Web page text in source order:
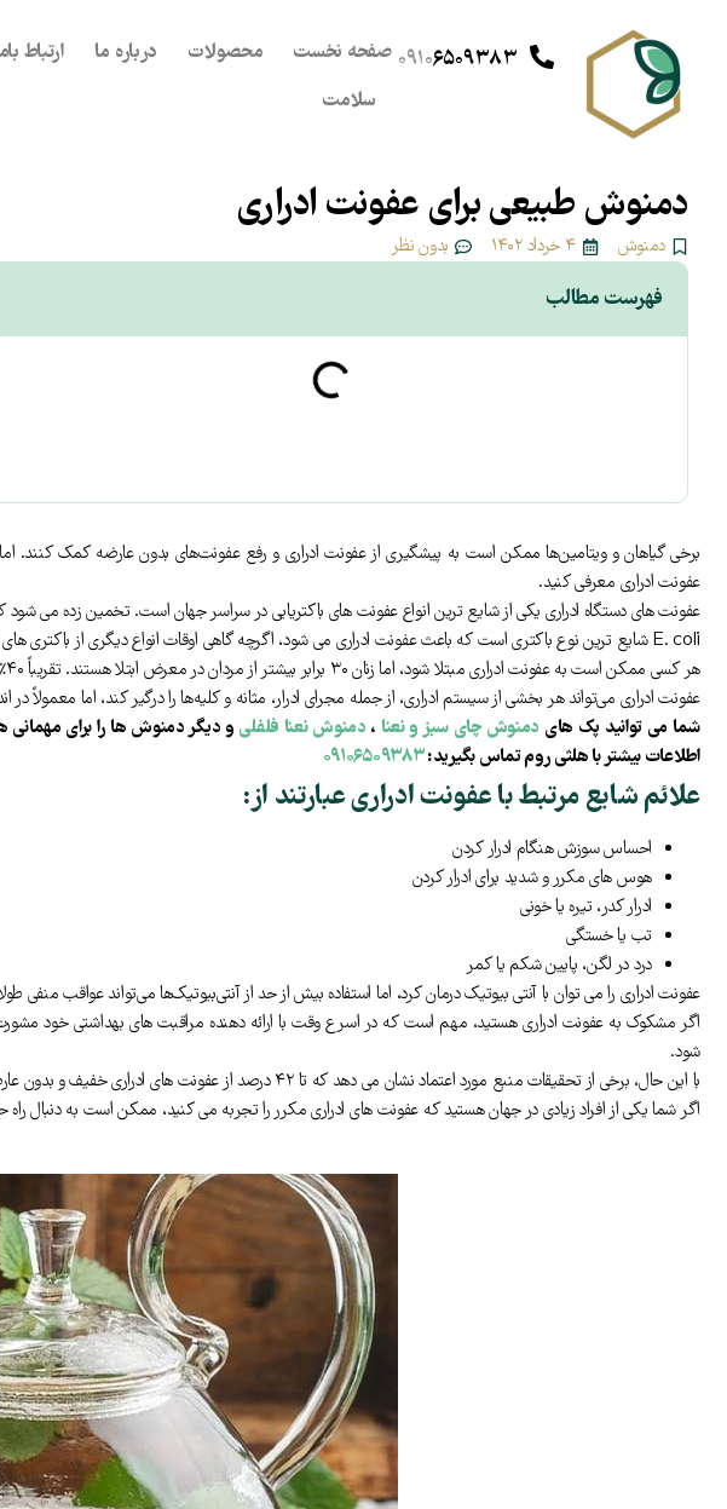
۰۹۱۰۶۵۰۹۳۸۳ صفحه نخست محصولات درباره ما
ارتباط
سلامت
دمنوش طبیعی برای عفونت ادراری
دمنوش ۴ خرداد ۱۴۰۲ بدون نظر
فهرست مطالب
برخی گیاهان و ویتامین‌ها ممکن است به پیشگیری از عفونت ادراری و رفع عفونت‌های بدون عارضه کمک کنند.
عفونت ادراری معرفی کنید.
عفونت های دستگاه ادراری یکی از شایع ترین انواع عفونت های باکتریایی در سراسر جهان است. تخمین زده می شود که سالانه بیش از ۱۵۰ میلیون نفر از افراد دارای منبع قابل اعتماد به
E. coli شایع ترین نوع باکتری است که باعث عفونت ادراری می شود، اگرچه گاهی اوقات انواع دیگری از باکتری های عفونی ممکن است دخیل باشند.
هر کسی ممکن است به عفونت ادراری مبتلا شود، اما زنان ۳۰ برابر بیشتر از مردان در معرض ابتلا هستند. تقریباً ۴۰٪ از زنان در مقطعی از زندگی خود عفونت ادراری را تجربه می کنند.
عفونت ادراری می‌تواند هر بخشی از سیستم ادراری، از جمله مجرای ادرار، مثانه و کلیه‌ها را درگیر کند، اما معمولاً
شما می توانید پک های دمنوش چای سبز و نعنا ، دمنوش نعنا فلفلی و دیگر دمنوش ها را برای
اطلاعات بیشتر با هلثی روم تماس بگیرید:۰۹۱۰۶۵۰۹۳۸۳
علائم شایع مرتبط با عفونت ادراری عبارتند از:
احساس سوزش هنگام ادرار کردن
هوس های مکرر و شدید برای ادرار کردن
ادرار کدر، تیره یا خونی
تب یا خستگی
درد در لگن، پایین شکم یا کمر
عفونت ادراری را می توان با آنتی بیوتیک درمان کرد، اما استفاده بیش از حد از آنتی‌بیوتیک‌ها می‌تواند عواقب منفی
اگر مشکوک به عفونت ادراری هستید، مهم است که در اسرع وقت با ارائه دهنده مراقبت های بهداشتی خود
شود.
با این حال، برخی از تحقیقات منبع مورد اعتماد نشان می دهد که تا ۴۲ درصد از عفونت های ادراری خفیف و بدون عارضه را می توان بدون استفاده از آنتی بیوتیک ها برطرف کرد.
اگر شما یکی از افراد زیادی در جهان هستید که عفونت های ادراری مکرر را تجربه می کنید، ممکن است به دنبال